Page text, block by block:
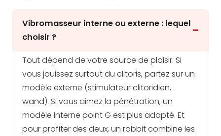
Vibromasseur interne ou externe : lequel
choisir ?
Tout dépend de votre source de plaisir. Si
vous jouissez surtout du clitoris, partez sur un
modèle externe (stimulateur clitoridien,
wand). Si vous aimez la pénétration, un
modèle interne point G est plus adapté. Et
pour profiter des deux, un rabbit combine les